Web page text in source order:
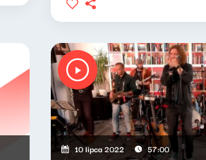
10 lipca 2022 57:00